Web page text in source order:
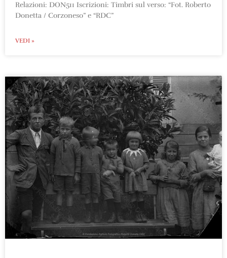
Relazioni: DON511 Iscrizioni: Timbri sul verso: “Fot. Roberto
Donetta / Corzoneso” e “RDC”
VEDI »